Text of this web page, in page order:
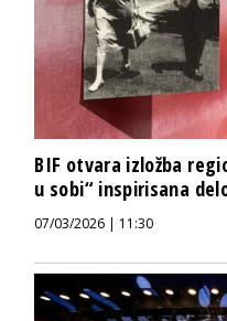
BIF otvara izložba
u sobi“ inspirisana
07/03/2026 | 11:30